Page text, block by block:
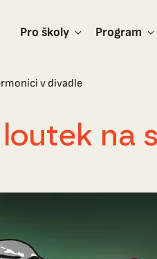
Pro školy Program
v divadle
na